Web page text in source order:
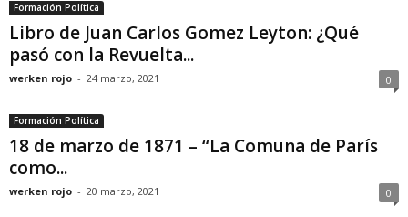
Formación Política
Libro de Juan Carlos Gomez Leyton: ¿Qué
pasó con la Revuelta...
werken rojo - 24 marzo, 2021 0
Formación Política
18 de marzo de 1871 – “La Comuna de París
como...
werken rojo - 20 marzo, 2021 0